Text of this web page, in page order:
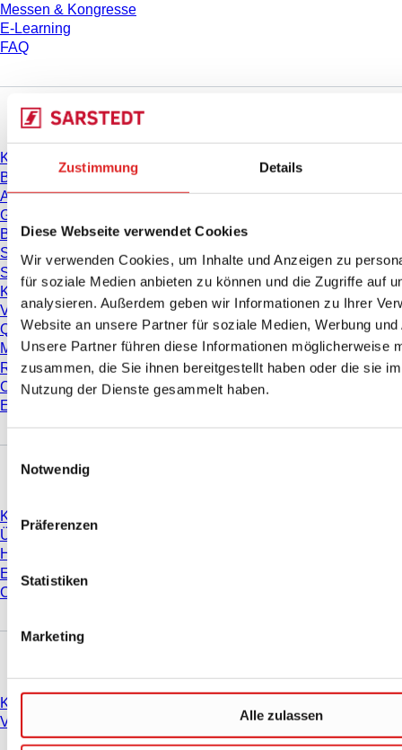
Zustimmung Details
Diese Webseite verwendet Cookies
Wir verwenden Cookies, um Inhalte und Anzeigen zu
für soziale Medien anbieten zu können und die Zugriffe auf
analysieren. Außerdem geben wir Informationen zu Ihrer
Website an unsere Partner für soziale Medien, Werbung
Unsere Partner führen diese Informationen möglicherweise
zusammen, die Sie ihnen bereitgestellt haben oder die sie
Nutzung der Dienste gesammelt haben.
Einwilligungsauswahl
Notwendig
Präferenzen
Statistiken
Marketing
Alle zulassen
Messen & Kongresse
E-Learning
FAQ
Download
Katalog
Broschüren
Anwenderinformationen
Gebrauchshinweise
Bedienungsanleitungen
Studien
Sicherheitsdatenblätter
Konformitätserklärungen
Videos
Qualitätsmanagement
Materialeigenschaften
Reinheitsgrade
Chemikalienbeständigkeit
Einfrieren von SARSTEDT-Röhren
Unternehmen und Karriere
Karriere
Über uns
Historie
Einkauf und Logistik
Compliance
Kontakt
Vertriebsorganisationen